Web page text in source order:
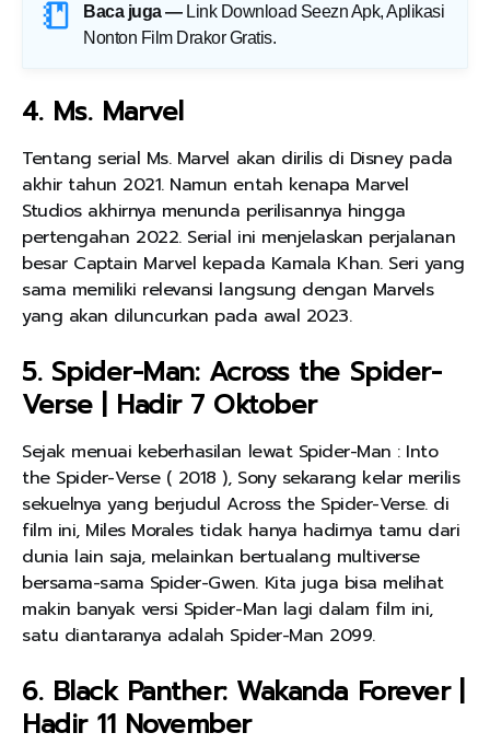
Baca juga — Link Download Seezn Apk, Aplikasi
Nonton Film Drakor Gratis.
4. Ms. Marvel
Tentang serial Ms. Marvel akan dirilis di Disney pada
akhir tahun 2021. Namun entah kenapa Marvel
Studios akhirnya menunda perilisannya hingga
pertengahan 2022. Serial ini menjelaskan perjalanan
besar Captain Marvel kepada Kamala Khan. Seri yang
sama memiliki relevansi langsung dengan Marvels
yang akan diluncurkan pada awal 2023.
5. Spider-Man: Across the Spider-
Verse | Hadir 7 Oktober
Sejak menuai keberhasilan lewat Spider-Man : Into
the Spider-Verse ( 2018 ), Sony sekarang kelar merilis
sekuelnya yang berjudul Across the Spider-Verse. di
film ini, Miles Morales tidak hanya hadirnya tamu dari
dunia lain saja, melainkan bertualang multiverse
bersama-sama Spider-Gwen. Kita juga bisa melihat
makin banyak versi Spider-Man lagi dalam film ini,
satu diantaranya adalah Spider-Man 2099.
6. Black Panther: Wakanda Forever |
Hadir 11 November